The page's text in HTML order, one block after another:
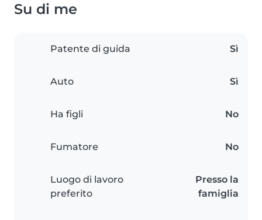
Su di me
Patente di guida Sì
Auto Sì
Ha figli No
Fumatore No
Luogo di lavoro
preferito
Presso la
famiglia